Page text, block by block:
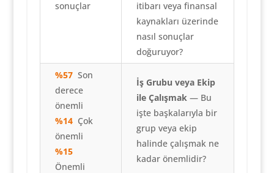
sonuçlar
itibarı veya finansal
kaynakları üzerinde
nasıl sonuçlar
doğuruyor?
%57Son
derece
önemli
%14Çok
önemli
%15
Önemli
İş Grubu veya Ekip
ile Çalışmak— Bu
işte başkalarıyla bir
grup veya ekip
halinde çalışmak ne
kadar önemlidir?